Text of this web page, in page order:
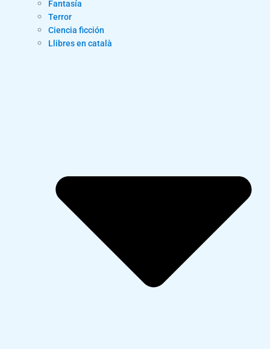
Fantasía
Terror
Ciencia ficción
Llibres en català